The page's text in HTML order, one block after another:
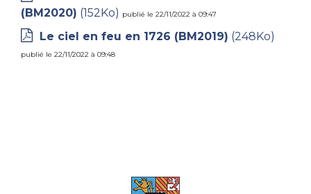
(BM2020) (152Ko) publié le 22/11/2022 à 09:47
Le ciel en feu en 1726 (BM2019) (248Ko)
publié le 22/11/2022 à 09:48